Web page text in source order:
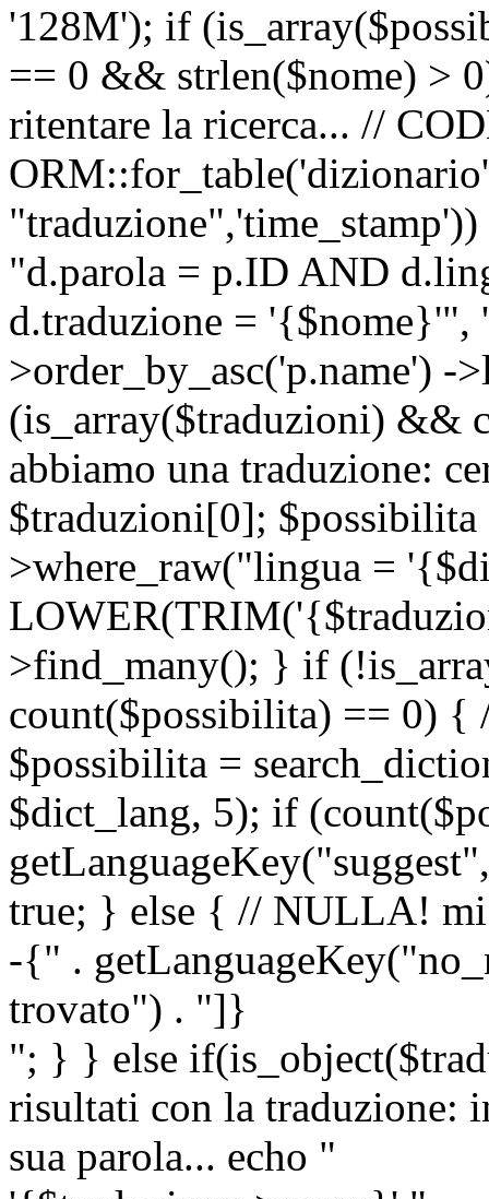
'128M'); if
== 0 && strlen($nome) >
ritentare la ricerca... //
"d.parola = p.ID AND
d.traduzione = '{$nome}'",
>order_by_asc('p.name')
(is_array($traduzioni) &&
abbiamo una traduzione:
$traduzioni[0];
>where_raw("lingua =
>find_many(); } if
count($possibilita) == 0) {
$possibilita =
$dict_lang, 5); if
true; } else { // NULLA! mi
-{" .
trovato") . "]}
"; } } else
risultati con la traduzione:
sua parola... echo "